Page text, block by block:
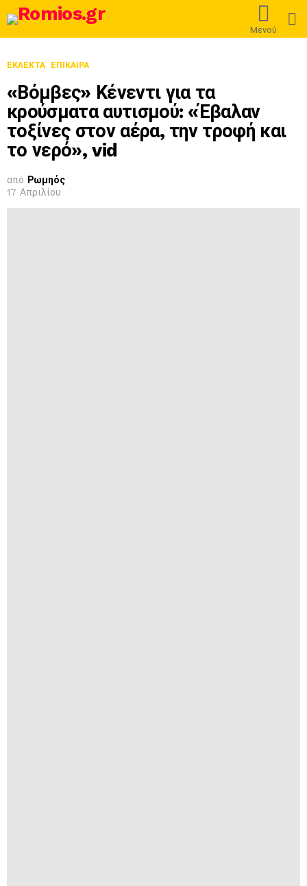
Μενού
ΕΚΛΕΚΤΆ ΕΠΊΚΑΙΡΑ
«Βόμβες» Κένεντι για τα
κρούσματα αυτισμού: «Έβαλαν
τοξίνες στον αέρα, την τροφή και
το νερό», vid
από Ρωμηός
17 Απριλίου